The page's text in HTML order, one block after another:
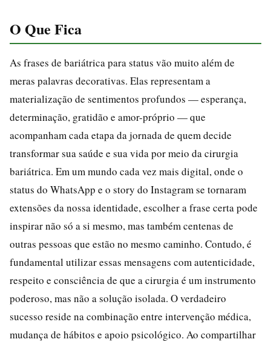
O Que Fica
As frases de bariátrica para status vão muito além de
meras palavras decorativas. Elas representam a
materialização de sentimentos profundos — esperança,
determinação, gratidão e amor-próprio — que
acompanham cada etapa da jornada de quem decide
transformar sua saúde e sua vida por meio da cirurgia
bariátrica. Em um mundo cada vez mais digital, onde o
status do WhatsApp e o story do Instagram se tornaram
extensões da nossa identidade, escolher a frase certa pode
inspirar não só a si mesmo, mas também centenas de
outras pessoas que estão no mesmo caminho. Contudo, é
fundamental utilizar essas mensagens com autenticidade,
respeito e consciência de que a cirurgia é um instrumento
poderoso, mas não a solução isolada. O verdadeiro
sucesso reside na combinação entre intervenção médica,
mudança de hábitos e apoio psicológico. Ao compartilhar